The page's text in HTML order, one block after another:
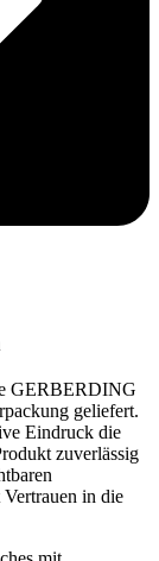
GERBERDING
geliefert.
Eindruck die
zuverlässig
in die